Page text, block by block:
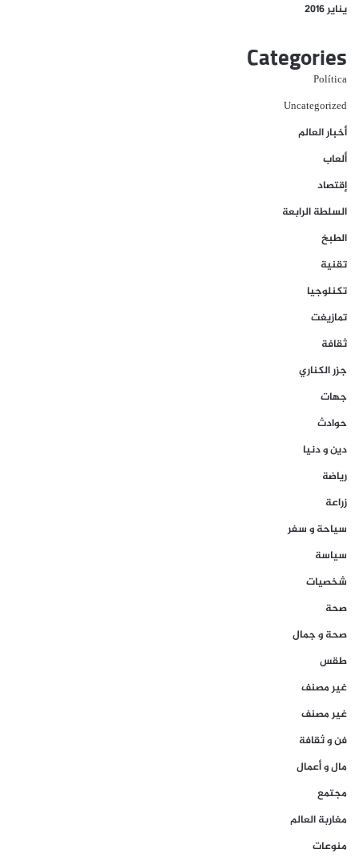
يناير 2016
Categories
Política
Uncategorized
أخبار العالم
ألعاب
إقتصاد
السلطة الرابعة
الطبخ
تقنية
تكنلوجيا
تمازيغت
ثقافة
جزر الكناري
جهات
حوادث
دين و دنيا
رياضة
زراعة
سياحة و سفر
سياسة
شخصيات
صحة
صحة و جمال
طقس
غير مصنف
غير مصنف
فن و ثقافة
مال و أعمال
مجتمع
مغاربة العالم
منوعات